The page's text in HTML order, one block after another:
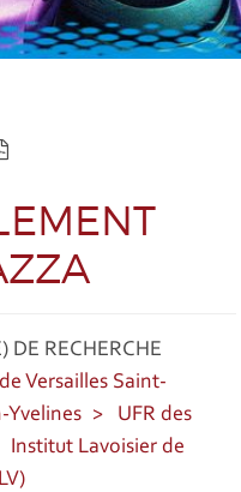
DE RECHERCHE
Versailles Saint-
Yvelines
UFR des
Institut Lavoisier de